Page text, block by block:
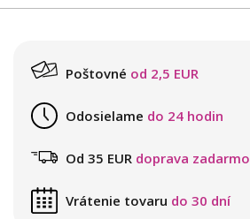
Poštovné od 2,5 EUR
Odosielame do 24 hodin
Od 35 EUR doprava zadarmo
Vrátenie tovaru do 30 dní